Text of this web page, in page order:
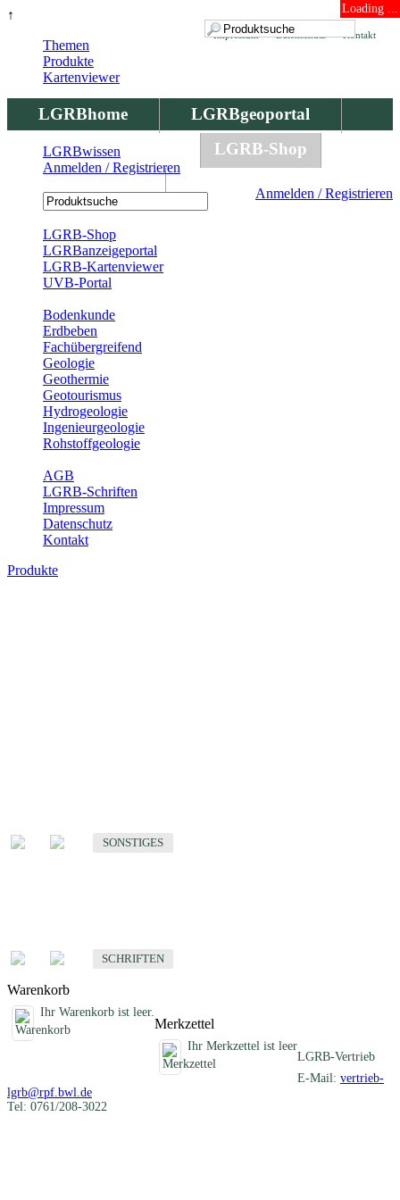
↑ Loading ...
Kontakt
Datenschutz
Impressum
LGRBhome
LGRBgeoportal
LGRBbohrungen
LGRB-Shop
Anmelden / Registrieren
Themen
Produkte
Kartenviewer
LGRBwissen
Anmelden / Registrieren
LGRB-Shop
LGRBanzeigeportal
LGRB-Kartenviewer
UVB-Portal
Bodenkunde
Erdbeben
Fachübergreifend
Geologie
Geothermie
Geotourismus
Hydrogeologie
Ingenieurgeologie
Rohstoffgeologie
AGB
LGRB-Schriften
Impressum
Datenschutz
Kontakt
Produkte
SONSTIGES
SCHRIFTEN
Warenkorb
Ihr Warenkorb ist leer.
Merkzettel
Ihr Merkzettel ist leer
LGRB-Vertrieb
E-Mail: vertrieb-
lgrb@rpf.bwl.de
Tel: 0761/208-3022